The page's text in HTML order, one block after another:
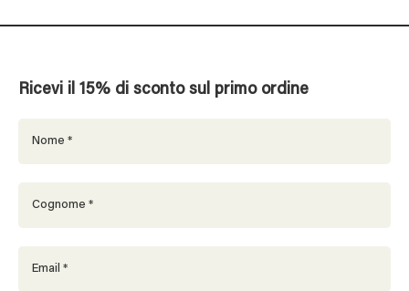
Ricevi il 15% di sconto sul primo ordine